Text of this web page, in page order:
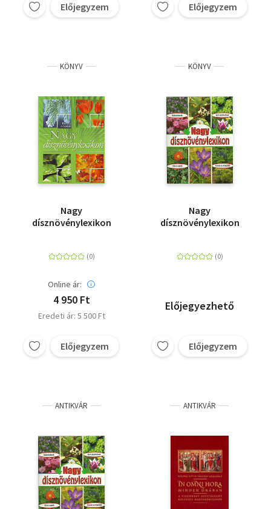
Előjegyzem Előjegyzem
KÖNYV
Nagy
dísznövénylexikon
Online ár:
4 950 Ft
Eredeti ár: 5 500 Ft
Előjegyzem
KÖNYV
Nagy
dísznövénylexikon
Előjegyezhető
Előjegyzem
ANTIKVÁR ANTIKVÁR